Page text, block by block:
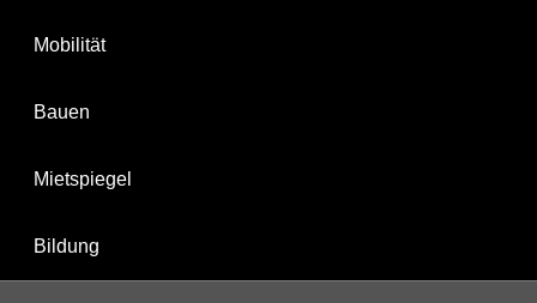
Mobilität
Bauen
Mietspiegel
Bildung